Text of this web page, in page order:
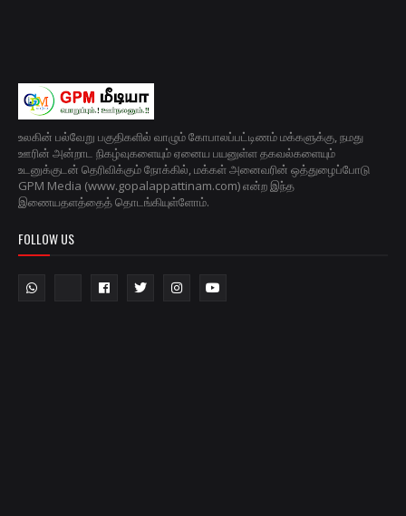
உலகின் பல்வேறு பகுதிகளில் வாழும் கோபாலப்பட்டிணம் மக்களுக்கு, நமது
ஊரின் அன்றாட நிகழ்வுகளையும் ஏனைய பயனுள்ள தகவல்களையும்
உடனுக்குடன் தெரிவிக்கும் நோக்கில், மக்கள் அனைவரின் ஒத்துழைப்போடு
GPM Media (www.gopalappattinam.com) என்ற இந்த
இணையதளத்தைத் தொடங்கியுள்ளோம்.
FOLLOW US